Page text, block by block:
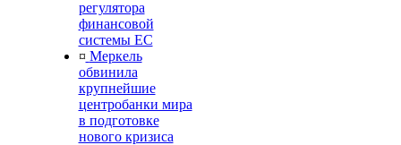
регулятора
финансовой
системы ЕС
¤ Меркель
обвинила
крупнейшие
центробанки мира
в подготовке
нового кризиса